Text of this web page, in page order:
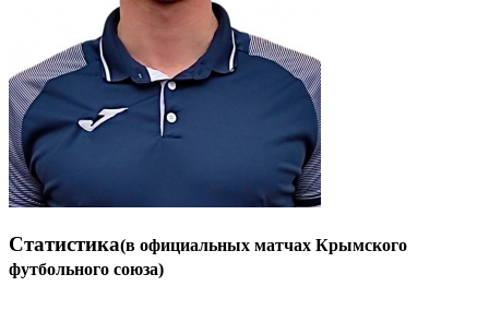
Статистика(в официальных матчах Крымского
футбольного союза)